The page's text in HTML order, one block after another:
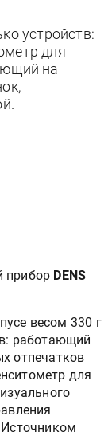
устройств:
для
на
прибор DENS
весом 330 г
работающий
отпечатков
для